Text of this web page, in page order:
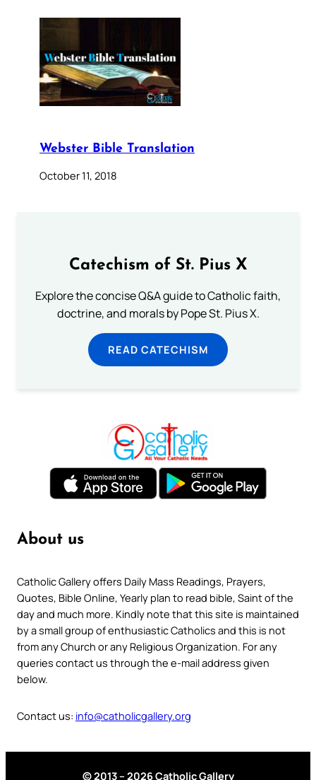
Webster Bible Translation
October 11, 2018
Catechism of St. Pius X
Explore the concise Q&A guide to Catholic faith,
doctrine, and morals by Pope St. Pius X.
READ CATECHISM
About us
Catholic Gallery offers Daily Mass Readings, Prayers,
Quotes, Bible Online, Yearly plan to read bible, Saint of the
day and much more. Kindly note that this site is maintained
by a small group of enthusiastic Catholics and this is not
from any Church or any Religious Organization. For any
queries contact us through the e-mail address given
below.
Contact us: info@catholicgallery.org
© 2013 – 2026 Catholic Gallery